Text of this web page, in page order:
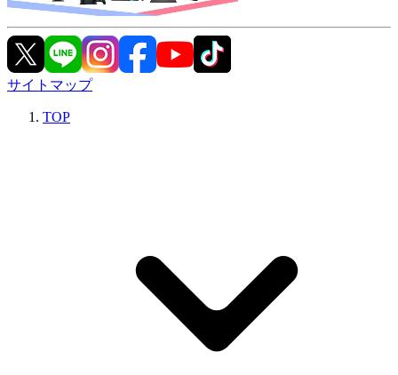
サイトマップ
TOP